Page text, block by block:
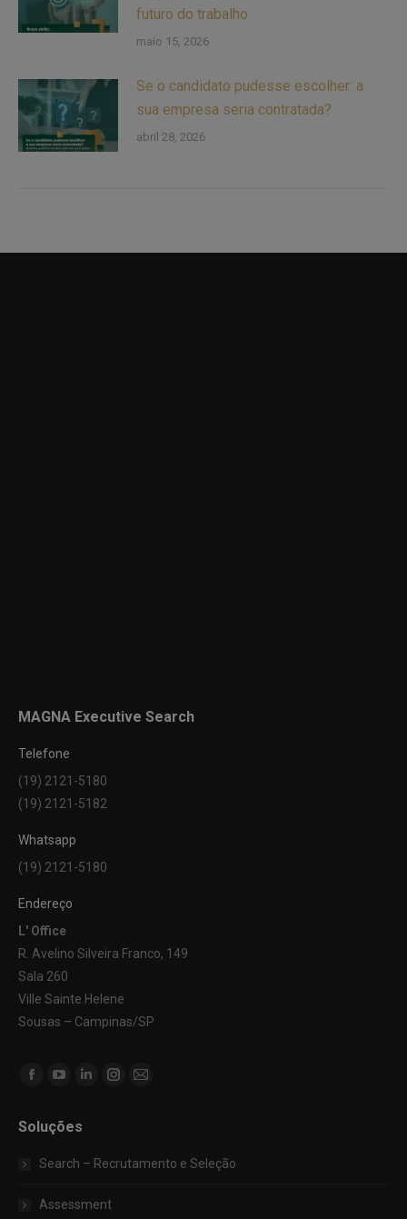
futuro do trabalho
maio 15, 2026
Se o candidato pudesse escolher: a
sua empresa seria contratada?
abril 28, 2026
MAGNA Executive Search
Telefone
(19) 2121-5180
(19) 2121-5182
Whatsapp
(19) 2121-5180
Endereço
L' Office
R. Avelino Silveira Franco, 149
Sala 260
Ville Sainte Helene
Sousas – Campinas/SP
Encontre-nos em:
Facebook
opens
in
window
YouTube
opens
window
Linkedin
in
window
Instagram
Mail
Soluções
Search – Recrutamento e Seleção
Assessment